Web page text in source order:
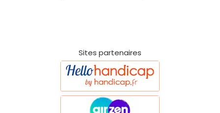
Sites partenaires